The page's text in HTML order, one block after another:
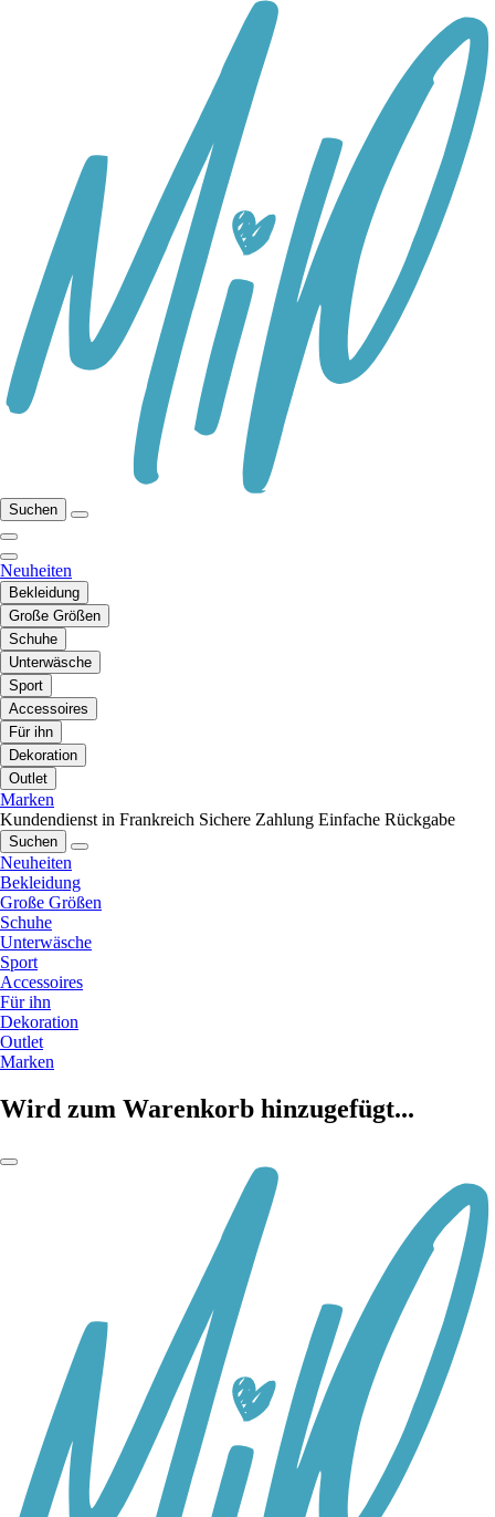
Suchen
Neuheiten
Bekleidung
Große Größen
Schuhe
Unterwäsche
Sport
Accessoires
Für ihn
Dekoration
Outlet
Marken
Kundendienst in Frankreich Sichere Zahlung Einfache Rückgabe
Suchen
Neuheiten
Bekleidung
Große Größen
Schuhe
Unterwäsche
Sport
Accessoires
Für ihn
Dekoration
Outlet
Marken
Wird zum Warenkorb hinzugefügt...